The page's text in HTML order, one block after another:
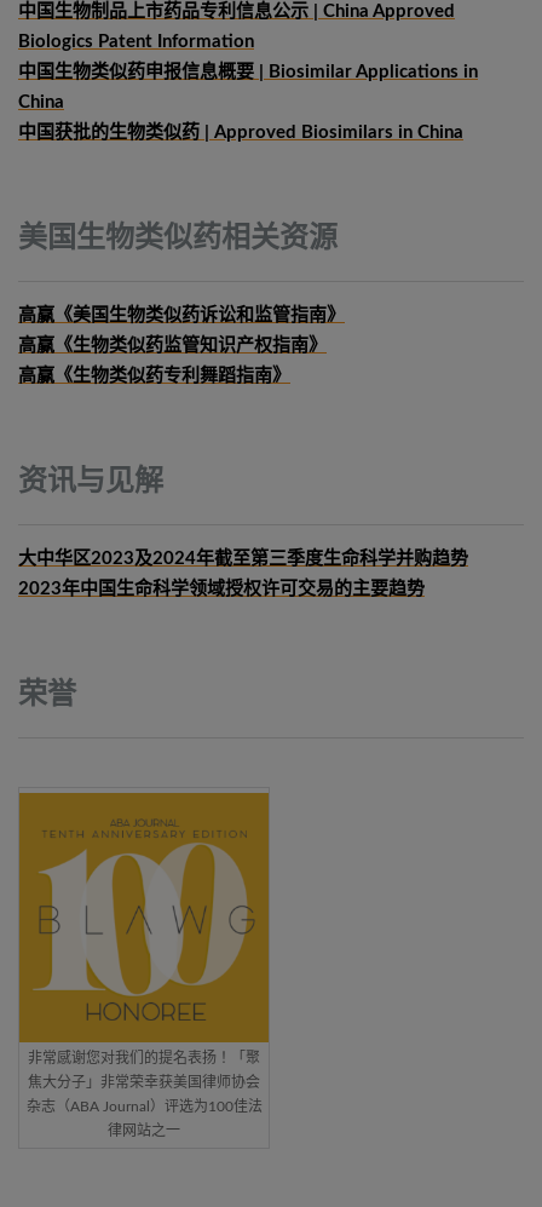
中国生物制品上市药品专利信息公示 | China Approved
Biologics Patent Information
中国生物类似药申报信息概要 | Biosimilar Applications in
China
中国获批的生物类似药 | Approved Biosimilars in China
美国生物类似药相关资源
高赢《美国生物类似药诉讼和监管指南》
高赢《生物类似药监管知识产权指南》
高赢《生物类似药专利舞蹈指南》
资讯与见解
大中华区2023及2024年截至第三季度生命科学并购趋势
2023年中国生命科学领域授权许可交易的主要趋势
荣誉
非常感谢您对我们的提名表扬！「聚
焦大分子」非常荣幸获美国律师协会
杂志（ABA Journal）评选为100佳法
律网站之一